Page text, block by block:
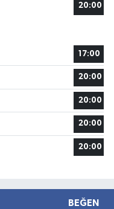
20:00
17:00
20:00
20:00
20:00
20:00
BEĞEN